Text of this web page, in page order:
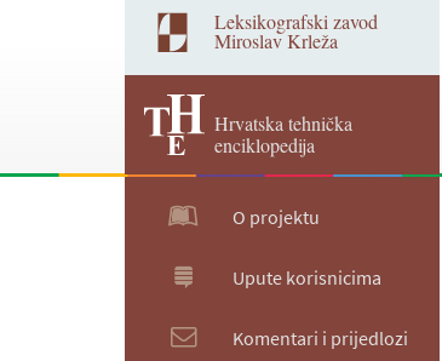
Leksikografski zavod
Miroslav Krleža
Hrvatska tehnička
enciklopedija
O projektu
Upute korisnicima
Komentari i prijedlozi